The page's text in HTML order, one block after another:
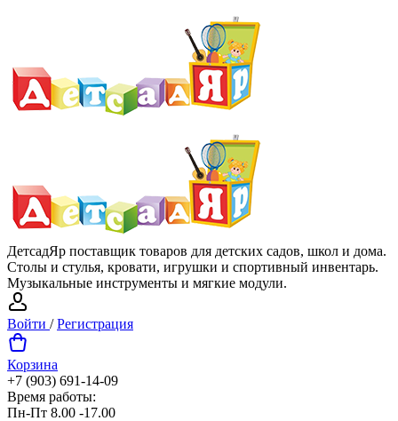
ДетсадЯр поставщик товаров для детских садов, школ и дома.
Столы и стулья, кровати, игрушки и спортивный инвентарь.
Музыкальные инструменты и мягкие модули.
Войти /Регистрация
Корзина
+7 (903) 691-14-09
Время работы:
Пн-Пт 8.00 -17.00